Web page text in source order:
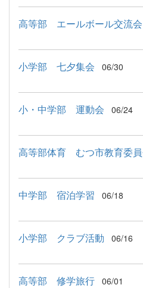
高等部 エールボール交流会
小学部 七夕集会 06/30
小・中学部 運動会 06/24
高等部体育 むつ市教育委
中学部 宿泊学習 06/18
小学部 クラブ活動 06/16
高等部 修学旅行 06/01